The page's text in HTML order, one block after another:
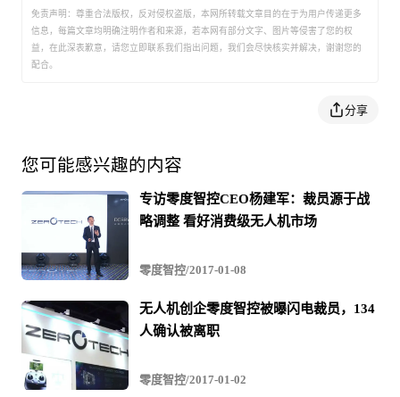
巡查，以及对江面上各类船只的监控等。通过无人机和江
焦光电吊舱对江面上船只进行细节查看，如遇到情况，无
人机可以展开追踪模式，同时及时向江面上的巡逻艇提供
信息和实时船只坐标，并且提供相关视频证据，协助处理
各种情况。这种全新的立体巡检和执法模式，更加全面彻
底，在大幅提高工作效率的同时，还能够节约人力成本，
势必会成为未来江面等水域巡查监视的主要发展趋势。
免责声明：尊重合法版权，反对侵权盗版，本网所转载文章目的在于为用户传递更多
信息，每篇文章均明确注明作者和来源，若本网有部分文字、图片等侵害了您的权
益，在此深表歉意，请您立即联系我们指出问题，我们会尽快核实并解决，谢谢您的
配合。
分享
您可能感兴趣的内容
专访零度智控CEO杨建军：裁员源于战
略调整 看好消费级无人机市场
零度智控/2017-01-08
无人机创企零度智控被曝闪电裁员，134
人确认被离职
零度智控/2017-01-02